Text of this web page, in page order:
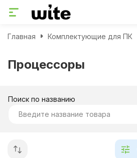
Главная Комплектующие для ПК
Процессоры
Поиск по названию